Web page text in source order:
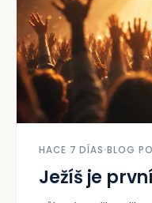
HACE 7 DÍAS·BLOG
Ježíš je první